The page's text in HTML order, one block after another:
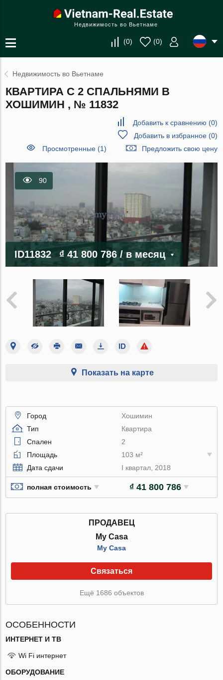
Недвижимость во Вьетнаме
(0) (0)
Недвижимость во Вьетнаме
КВАРТИРА С 2 СПАЛЬНЯМИ В
ХОШИМИН , № 11832
Добавить к сравнению (0)
Добавить в избранное(0)
Просмотренные (1)
Предложить свою цену
90
ID11832 ₫ 41 800 786/ в месяц
Показать на карте
Город
Хошимин
Тип
Квартира
Спален
2
Площадь
103 м²
Дата сдачи
I квартал, 2018
полная стоимость ₫ 41 800 786
ПРОДАВЕЦ
My Casa
My Casa
Связаться
Ещё 1686 объектов
ОСОБЕННОСТИ
ИНТЕРНЕТ И ТВ
Wi Fi интернет
ОБОРУДОВАНИЕ